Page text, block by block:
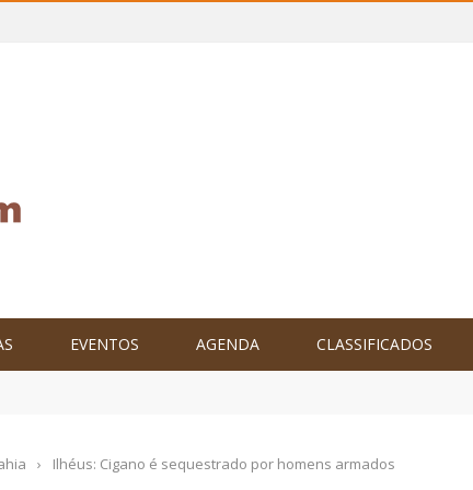
EVENTOS AGENDA CLASSIFICADOS
o Brasil no XXIV Parlamento Internacional de Escritores, na
› Ilhéus: Cigano é sequestrado por homens armados